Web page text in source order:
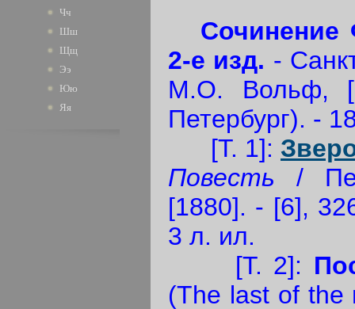
Чч
Шш
Щщ
Ээ
Юю
Яя
Сочинение
2-е изд. -
М.О. Вольф, [
Петербург). -
[Т. 1]:
Повесть /
[1880]. - [6],
3 л. ил.
[Т. 2]:
(The last of the